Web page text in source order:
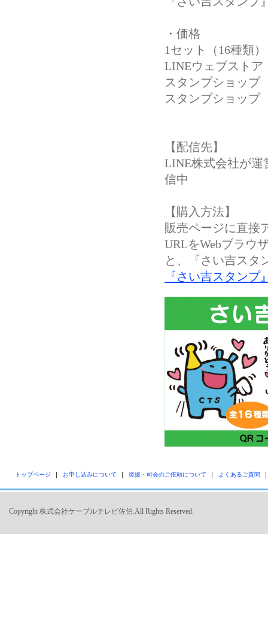
・価格
1セット（16種類
LINEウェブストア
スタンプショップ
スタンプショップ
【配信先】
LINE株式会社が運
信
【購入方法】
販売ページに直接
URLをWebブラウ
と、『さい吉スタ
『さい吉スタンプ
トップページ お申し込みについて 後援・司会のご依頼について よくあるご質問
Copyright 株式会社ケーブルテレビ佐伯.All Rights Reserved.